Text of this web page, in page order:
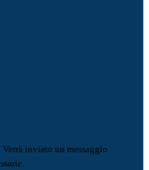
Verrà inviato un messaggio